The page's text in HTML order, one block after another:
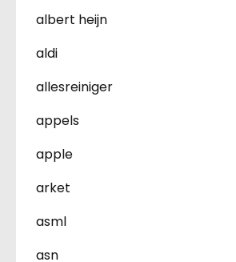
albert heijn
aldi
allesreiniger
appels
apple
arket
asml
asn